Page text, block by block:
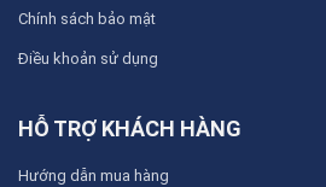
Chính sách bảo mật
Điều khoản sử dụng
HỖ TRỢ KHÁCH HÀNG
Hướng dẫn mua hàng